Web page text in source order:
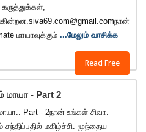
Read Free
மாயாவுக்கும் ...மேலும் வாசிக்க
மாயா - Part 2
Part - 2நான் உங்கள் சிவா.
சந்திப்பதில் மகிழ்ச்சி. முந்தைய